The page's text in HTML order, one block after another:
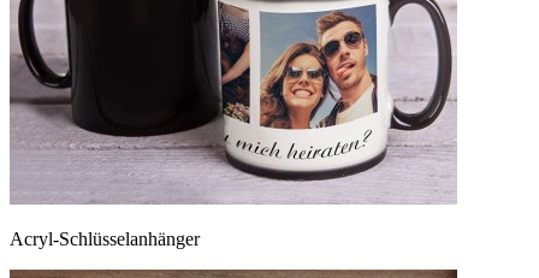
Acryl-Schlüsselanhänger